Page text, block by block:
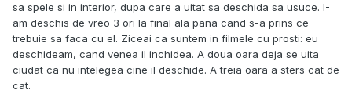
sa spele si in interior, dupa care a uitat sa deschida sa usuce. I-
am deschis de vreo 3 ori la final ala pana cand s-a prins ce
trebuie sa faca cu el. Ziceai ca suntem in filmele cu prosti: eu
deschideam, cand venea il inchidea. A doua oara deja se uita
ciudat ca nu intelegea cine il deschide. A treia oara a sters cat de
cat.